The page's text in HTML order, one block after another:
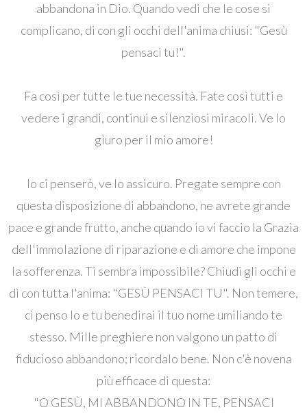
abbandona in Dio. Quando vedi che le cose si
complicano, di con gli occhi dell'anima chiusi: "Gesù
pensaci tu!".
Fa così per tutte le tue necessità. Fate così tutti e
vedere i grandi, continui e silenziosi miracoli. Ve lo
giuro per il mio amore!
Io ci penserò, ve lo assicuro. Pregate sempre con
questa disposizione di abbandono, ne avrete grande
pace e grande frutto, anche quando io vi faccio la Grazia
dell'immolazione di riparazione e di amore che impone
la sofferenza. Ti sembra impossibile? Chiudi gli occhi e
dì con tutta l'anima: "GESÙ PENSACI TU". Non temere,
ci penso Io e tu benedirai il tuo nome umiliando te
stesso. Mille preghiere non valgono un patto di
fiducioso abbandono; ricordalo bene. Non c'è novena
più efficace di questa:
"O GESÙ, MI ABBANDONO IN TE, PENSACI